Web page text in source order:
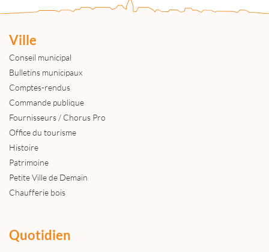
Ville
Conseil municipal
Bulletins municipaux
Comptes-rendus
Commande publique
Fournisseurs / Chorus Pro
Office du tourisme
Histoire
Patrimoine
Petite Ville de Demain
Chaufferie bois
Quotidien